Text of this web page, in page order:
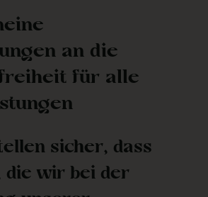
an die
für alle
sicher, dass
die wir bei der